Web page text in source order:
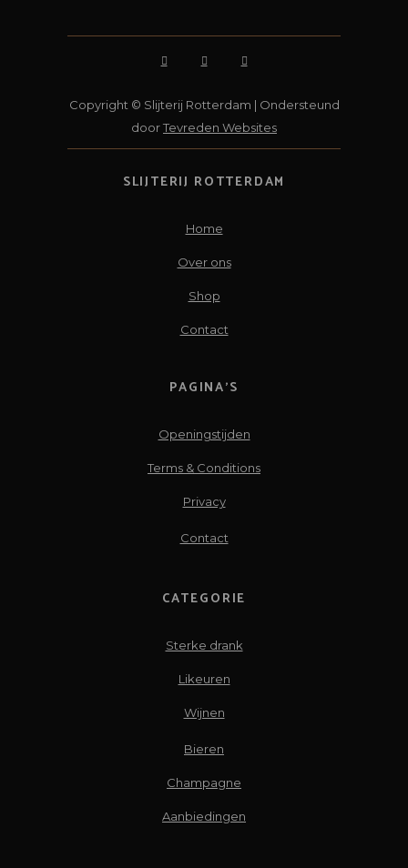
Copyright © Slijterij Rotterdam | Ondersteund
doorTevreden Websites
SLIJTERIJ ROTTERDAM
Home
Over ons
Shop
Contact
PAGINA’S
Openingstijden
Terms & Conditions
Privacy
Contact
CATEGORIE
Sterke drank
Likeuren
Wijnen
Bieren
Champagne
Aanbiedingen